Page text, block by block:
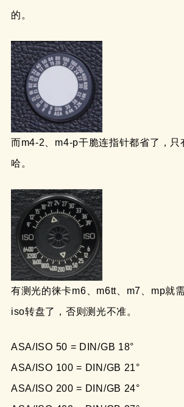
的。
而m4-2、m4-p干脆连指针都省了，只
哈。
有测光的徕卡m6、m6tt、m7、mp就
iso转盘了，否则测光不准。
ASA/ISO 50 = DIN/GB 18°
ASA/ISO 100 = DIN/GB 21°
ASA/ISO 200 = DIN/GB 24°